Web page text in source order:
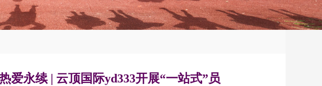
爱永续 | 云顶国际yd333开展“一站式”员